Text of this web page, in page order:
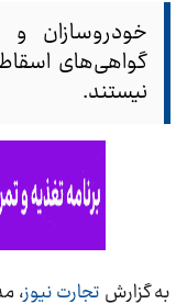
خودروسازان و
گواهی‌های
نیستند.
به گزارش تجارت نیوز،